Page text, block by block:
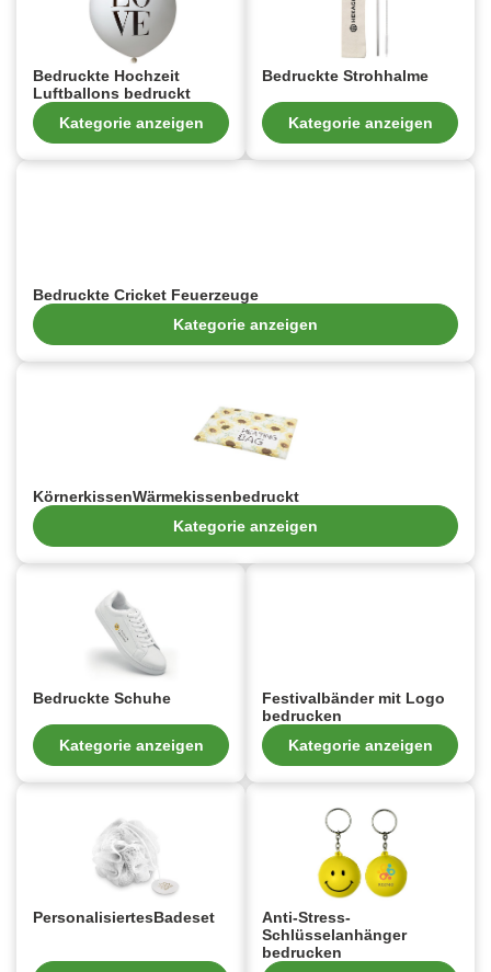
Bedruckte Hochzeit
Luftballons bedruckt
Kategorie anzeigen
Bedruckte Strohhalme
Kategorie anzeigen
Bedruckte Cricket Feuerzeuge
Kategorie anzeigen
KörnerkissenWärmekissenbedruckt
Kategorie anzeigen
Bedruckte Schuhe
Kategorie anzeigen
Festivalbänder mit Logo
bedrucken
Kategorie anzeigen
PersonalisiertesBadeset
Anti-Stress-
Schlüsselanhänger
bedrucken